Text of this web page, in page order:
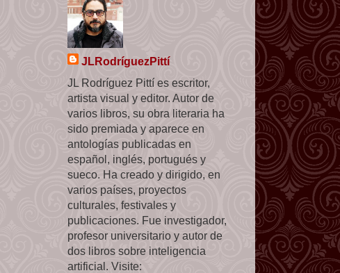
JLRodríguezPittí
JL Rodríguez Pittí es escritor,
artista visual y editor. Autor de
varios libros, su obra literaria ha
sido premiada y aparece en
antologías publicadas en
español, inglés, portugués y
sueco. Ha creado y dirigido, en
varios países, proyectos
culturales, festivales y
publicaciones. Fue investigador,
profesor universitario y autor de
dos libros sobre inteligencia
artificial. Visite: